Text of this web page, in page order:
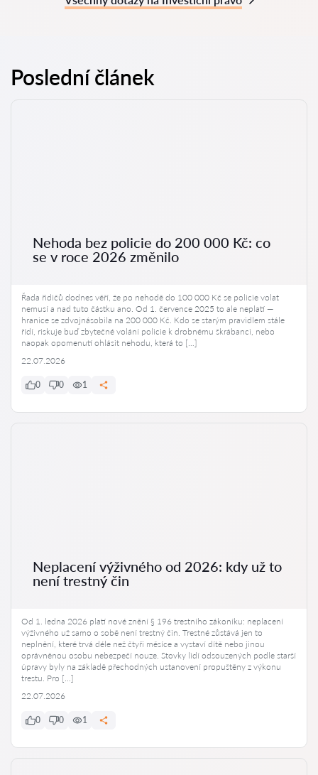
Poslední článek
Nehoda bez policie do 200 000 Kč: co
se v roce 2026 změnilo
Řada řidičů dodnes věří, že po nehodě do 100 000 Kč se policie volat
nemusí a nad tuto částku ano. Od 1. července 2025 to ale neplatí —
hranice se zdvojnásobila na 200 000 Kč. Kdo se starým pravidlem stále
řídí, riskuje buď zbytečné volání policie k drobnému škrábanci, nebo
naopak opomenutí ohlásit nehodu, která to […]
22.07.2026
0 0 1
Neplacení výživného od 2026: kdy už to
není trestný čin
Od 1. ledna 2026 platí nové znění § 196 trestního zákoníku: neplacení
výživného už samo o sobě není trestný čin. Trestné zůstává jen to
neplnění, které trvá déle než čtyři měsíce a vystaví dítě nebo jinou
oprávněnou osobu nebezpečí nouze. Stovky lidí odsouzených podle starší
úpravy byly na základě přechodných ustanovení propuštěny z výkonu
trestu. Pro […]
22.07.2026
0 0 1